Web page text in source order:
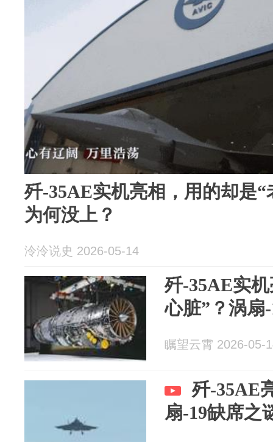
歼-35AE实机亮相，用的却是“
为何没上？
泠泠说史 2026-05-14
歼-35AE实
心脏”？涡扇
瞩望云霄 2026-05-
歼-35AE
扇-19缺席之